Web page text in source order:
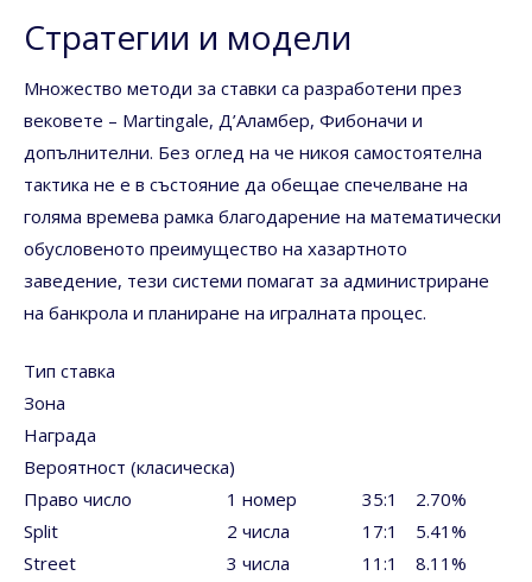
Стратегии и модели
Множество методи за ставки са разработени през
вековете – Martingale, Д’Аламбер, Фибоначи и
допълнителни. Без оглед на че никоя самостоятелна
тактика не е в състояние да обещае спечелване на
голяма времева рамка благодарение на математически
обусловеното преимущество на хазартното
заведение, тези системи помагат за администриране
на банкрола и планиране на игралната процес.
Тип ставка
Зона
Награда
Вероятност (класическа)
Право число
1 номер 35:1
2.70%
Split
2 числа 17:1
5.41%
Street
3 числа 11:1
8.11%